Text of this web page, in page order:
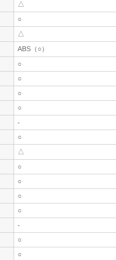
△
○
△
ABS（○）
○
○
○
○
-
○
△
○
○
○
○
-
○
○